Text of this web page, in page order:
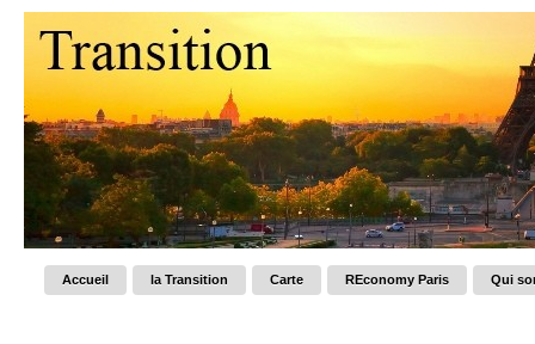
Accueil la Transition Carte REconomy Paris Qui